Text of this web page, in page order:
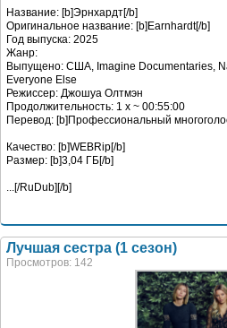
Название: [b]Эрнхардт[/b]
Оригинальное название: [b]Earnhardt[/b]
Год выпуска: 2025
Жанр:
Выпущено: США, Imagine Documentaries,
Everyone Else
Режиссер: Джошуа Олтмэн
Продолжительность: 1 x ~ 00:55:00
Перевод: [b]Профессиональный
Качество: [b]WEBRip[/b]
Размер: [b]3,04 ГБ[/b]
[/RuDub][/b]
Лучшая сестра (1 сезон)
Просмотров: 142